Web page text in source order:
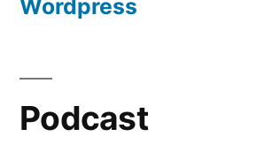
Wordpress
Podcast